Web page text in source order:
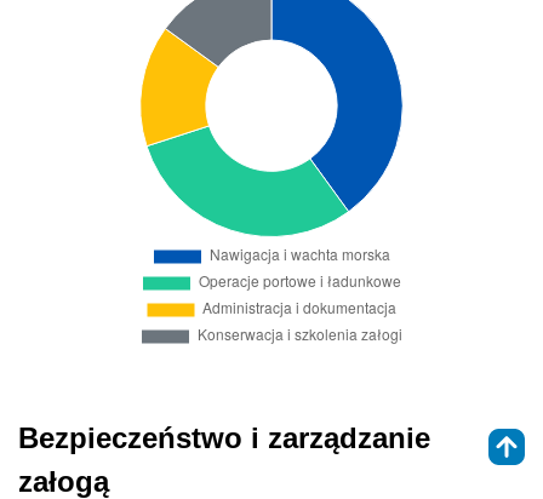
Bezpieczeństwo i zarządzanie
załogą